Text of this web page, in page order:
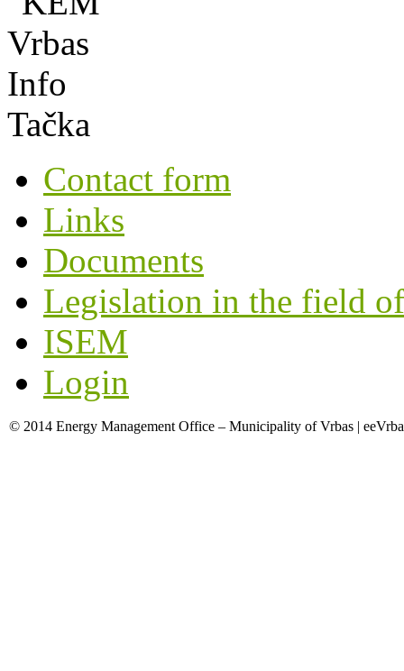
Contact form
Links
Documents
Legislation in the field
ISEM
Login
© 2014 Energy Management Office – Municipality of Vrbas |